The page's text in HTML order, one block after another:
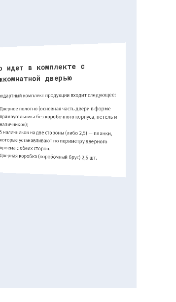
идет в комплекте с
дверью
комплект продукции входит следующее:
Дверное полотно (основная часть двери в форме
прямоугольника без коробочного корпуса, петель и
наличников);
5 наличников на две стороны (либо 2,5) — планки,
которые устанавливают по периметру дверного
проема с обеих сторон.
Дверная коробка (коробочный брус) 2,5 шт.